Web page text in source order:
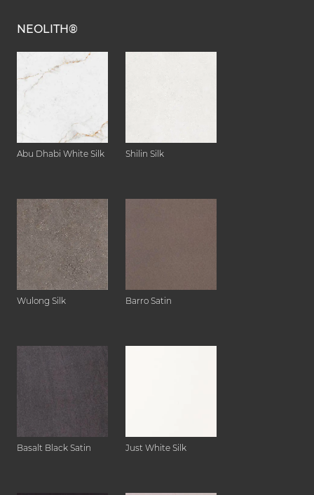
NEOLITH®
Abu Dhabi White Silk Shilin Silk
Wulong Silk Barro Satin
Basalt Black Satin Just White Silk